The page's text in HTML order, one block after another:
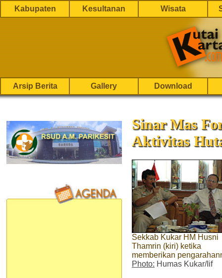
Kabupaten Kesultanan Wisata
Arsip Berita Gallery Download
Sinar Mas
Aktivitas
Sekkab Kukar HM Husni
Thamrin (kiri) ketika
memberikan
Photo: Humas Kukar/Iif